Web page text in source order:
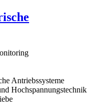
Antriebssysteme
Hochspannungstechnik